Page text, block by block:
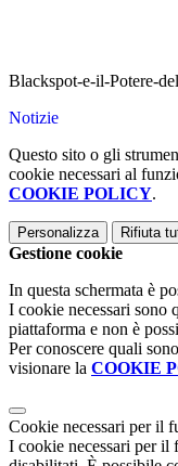
Blackspot-e-il-Potere-
Notizie
Questo sito o gli
cookie necessari al
COOKIE POLICY.
Personalizza Rifiuta
Gestione cookie
In questa schermata è
I cookie necessari sono
piattaforma e non è
Per conoscere quali
visionare la COOKIE
Cookie necessari per il
I cookie necessari per il